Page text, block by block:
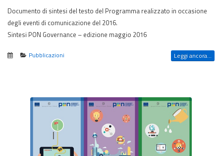
Documento di sintesi del testo del Programma realizzato in occasione
degli eventi di comunicazione del 2016.
Sintesi PON Governance – edizione maggio 2016
Pubblicazioni Leggi ancora...